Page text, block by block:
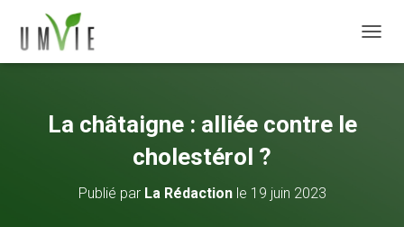
La châtaigne : alliée contre le
cholestérol ?
Publié par La Rédactionle 19 juin 2023